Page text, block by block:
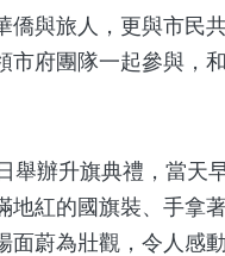
與旅人，更與市民
市府團隊一起參與，
辦升旗典禮，當天
地紅的國旗裝、手拿
蔚為壯觀，令人感動